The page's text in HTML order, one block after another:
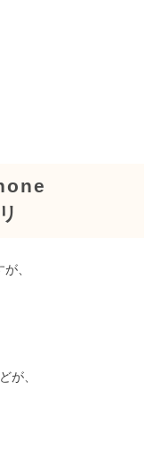
、
が、